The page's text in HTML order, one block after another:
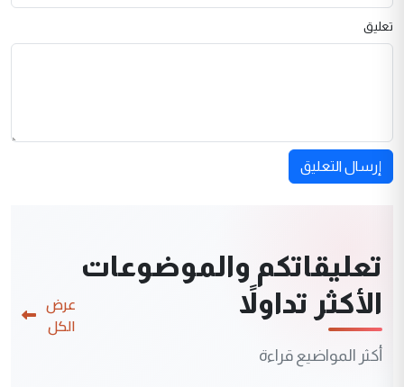
تعليق
إرسال التعليق
تعليقاتكم والموضوعات
الأكثر تداولاً
أكثر المواضيع قراءة
عرض
الكل